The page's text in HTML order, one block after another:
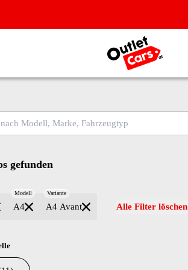
Zur Startseite
gefunden
A4
Modell
A4 Avant
Variante
Alle Filter löschen